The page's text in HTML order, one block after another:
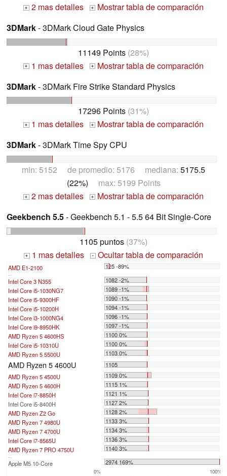
+ 2 mas detalles +
Mostrar tabla de comparación
3DMark- 3DMark Cloud Gate Physics
11149 Points (28%)
+ 1 mas detalles +
Mostrar tabla de comparación
3DMark- 3DMark Fire Strike Standard Physics
17296 Points (31%)
+ 1 mas detalles +
Mostrar tabla de comparación
3DMark- 3DMark Time Spy CPU
min: 5152 de promedio: 5176 mediana: 5175.5
(22%) max: 5199 Points
+ 2 mas detalles +
Mostrar tabla de comparación
Geekbench 5.5- Geekbench 5.1 - 5.5 64 Bit Single-Core
1105 puntos (37%)
+ 1 mas detalles - Ocultar tabla de comparación
AMD E1-2100 125 -89%
...
Intel Core 3 N355
1082 -2%
Intel Core i5-1030NG7
1089 -1%
Intel Core i5-9300HF
1090 -1%
Intel Core i5-10200H
1094 -1%
Intel Core i3-1000NG4
1096 -1%
Intel Core i9-8950HK
1097 -1%
AMD Ryzen 5 4600HS
1100 0%
Intel Core i5-10310U
1100 0%
AMD Ryzen 5 5500U
1103 0%
AMD Ryzen 5 4600U
1105
AMD Ryzen 5 4500U
1109 0%
AMD Ryzen 5 4600H
1115 1%
Intel Core i7-8850H
1121 1%
Intel Core i5-8400H
1127 2%
AMD Ryzen Z2 Go
1128 2%
AMD Ryzen 7 4980U
1133 3%
AMD Ryzen 7 4700U
1134 3%
Intel Core i7-8565U
1136 3%
AMD Ryzen 7 PRO 4750U
1140 3%
...
Apple M5 10-Core 2974 169%
0% 100%